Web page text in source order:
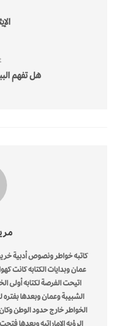
هل تفهم
كاتبه خواطر ونصوص أدبية
عمان وبدايات الكتابه كانت
اتيحت الفرصة لكتابه أولى
الشبيبة وعمان وبعدها
الخواطر خارج حدود الوطن